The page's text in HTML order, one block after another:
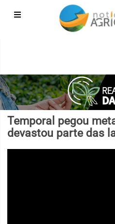
Temporal pegou
devastou parte das